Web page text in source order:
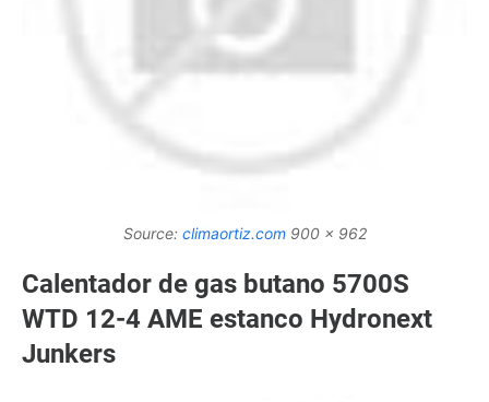
Source: climaortiz.com900 x 962
Calentador de gas butano 5700S
WTD 12-4 AME estanco Hydronext
Junkers